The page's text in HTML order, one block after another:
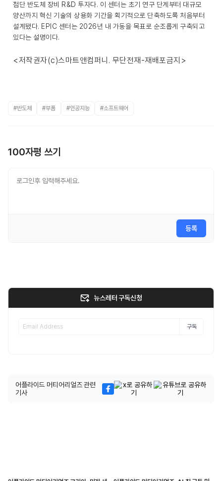
첨단 반도체 장비 R&D 투자다. 이 센터는 초기 연구 단계부터 대규모
양산까지 혁신 기술의 상용화 기간을 획기적으로 단축하도록 처음부터
설계됐다. EPIC 센터는 2026년 내 가동을 목표로 순조롭게 구축되고
있다는 설명이다.
<저작권자(c)스마트앤컴퍼니. 무단전재-재배포금지>
#반도체 #부품 #인공지능 #소프트웨어
100자평 쓰기
등록
뉴스레터 구독신청
구독
어플라이드 머티어리얼즈 관련
기사